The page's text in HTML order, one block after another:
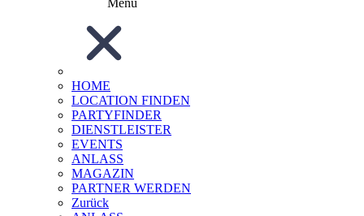
Menu
HOME
LOCATION FINDEN
PARTYFINDER
DIENSTLEISTER
EVENTS
ANLASS
MAGAZIN
PARTNER WERDEN
Zurück